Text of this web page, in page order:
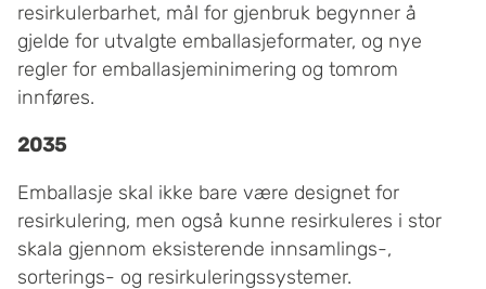
resirkulerbarhet, mål for gjenbruk begynner å
gjelde for utvalgte emballasjeformater, og nye
regler for emballasjeminimering og tomrom
innføres.
2035
Emballasje skal ikke bare være designet for
resirkulering, men også kunne resirkuleres i stor
skala gjennom eksisterende innsamlings-,
sorterings- og resirkuleringssystemer.